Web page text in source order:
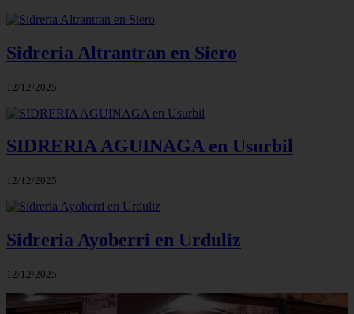
Sidreria Altrantran en Siero
12/12/2025
SIDRERIA AGUINAGA en Usurbil
12/12/2025
Sidreria Ayoberri en Urduliz
12/12/2025